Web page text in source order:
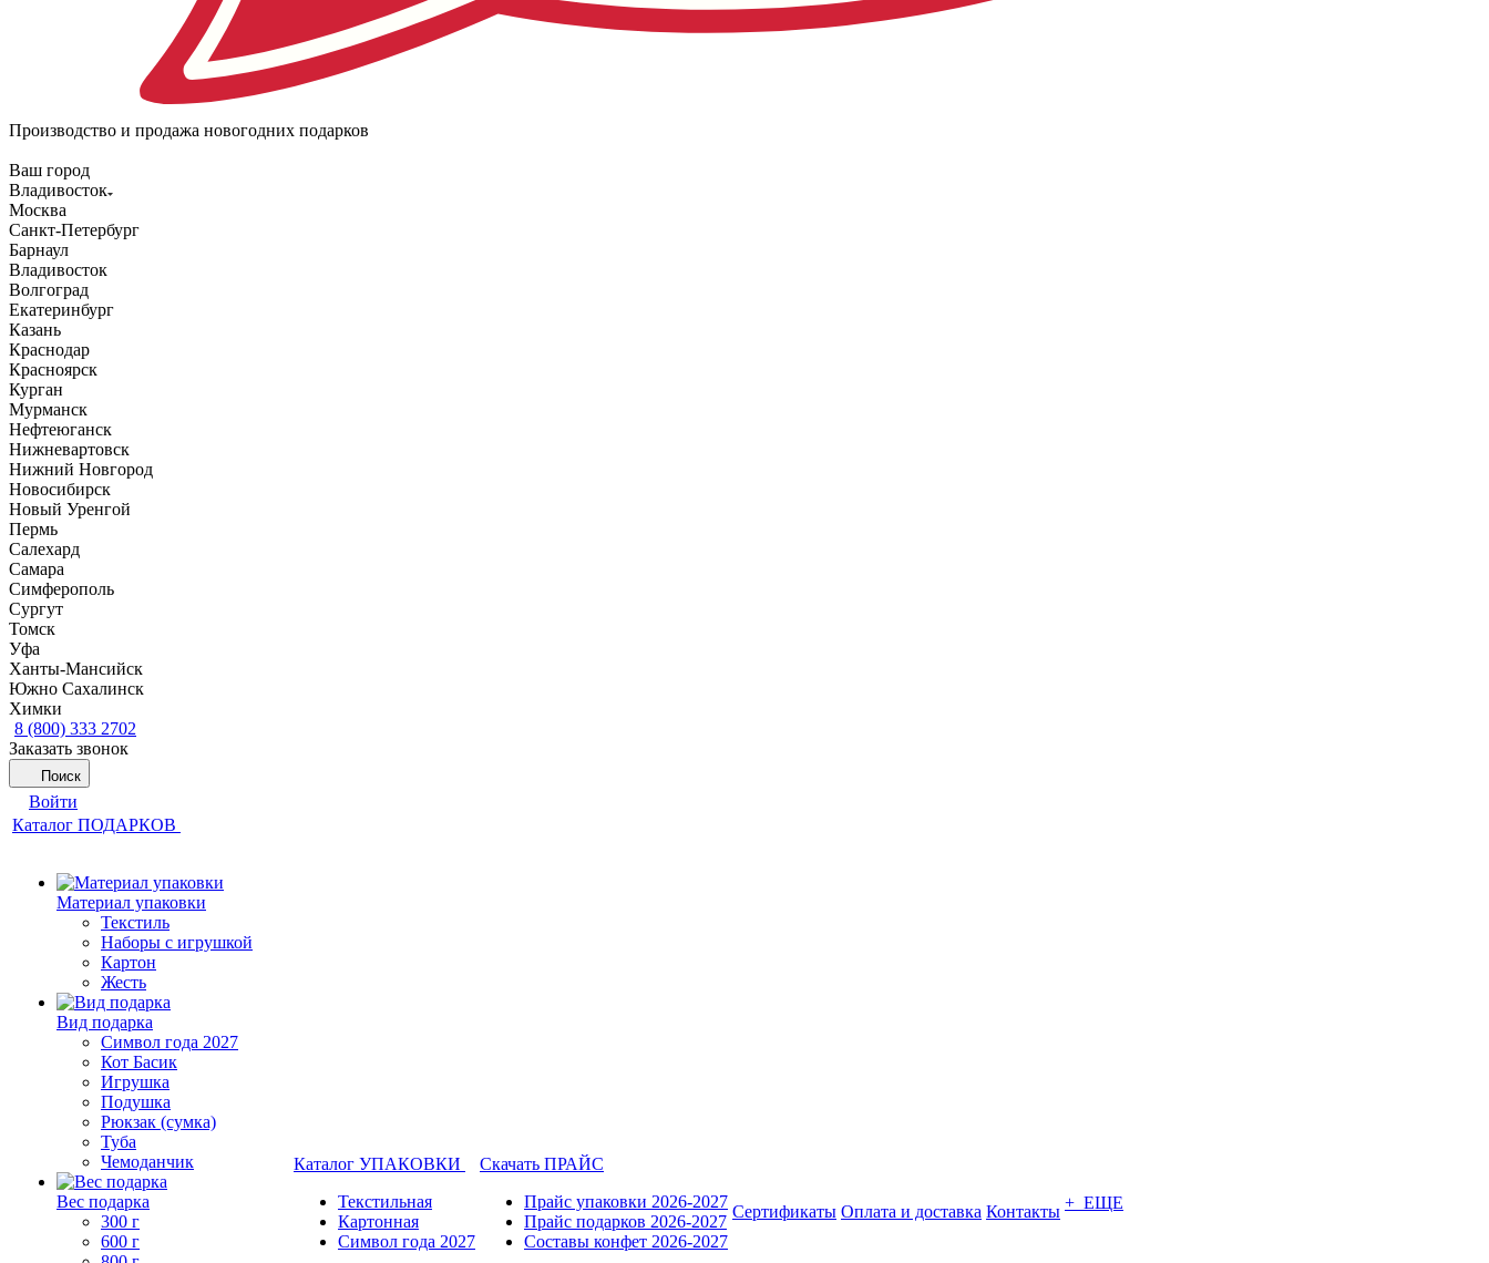
Производство и продажа новогодних подарков
Ваш город
Владивосток
Москва
Санкт-Петербург
Барнаул
Владивосток
Волгоград
Екатеринбург
Казань
Краснодар
Красноярск
Курган
Мурманск
Нефтеюганск
Нижневартовск
Нижний Новгород
Новосибирск
Новый Уренгой
Пермь
Салехард
Самара
Симферополь
Сургут
Томск
Уфа
Ханты-Мансийск
Южно Сахалинск
Химки
8 (800) 333 2702
Заказать звонок
Поиск
Войти
Каталог ПОДАРКОВ
Материал упаковки
Текстиль
Наборы с игрушкой
Картон
Жесть
Вид подарка
Символ года 2027
Кот Басик
Игрушка
Подушка
Рюкзак (сумка)
Туба
Чемоданчик
Вес подарка
300 г
600 г
Каталог УПАКОВКИ
Текстильная
Картонная
Символ года 2027
Скачать ПРАЙС
Прайс упаковки 2026-2027
Прайс подарков 2026-2027
Составы конфет 2026-2027
Сертификаты Оплата и доставка Контакты + ЕЩЕ